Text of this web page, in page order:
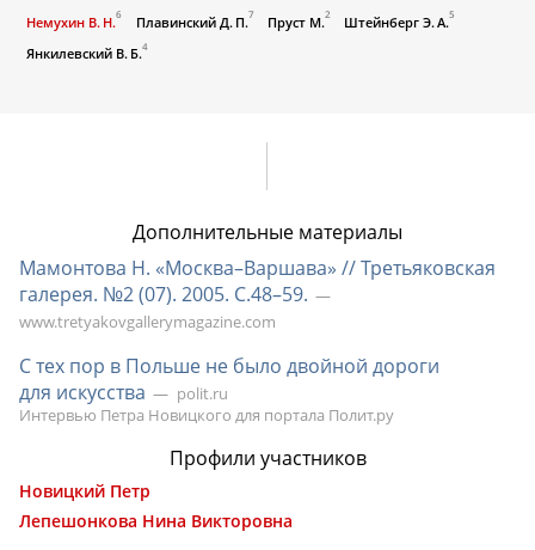
Немухин В. Н.6 Плавинский Д. П.7 Пруст М.2 Штейнберг Э. А.5
Янкилевский В. Б.4
Дополнительные материалы
Мамонтова Н. «Москва–Варшава» // Третьяковская
галерея. №2 (07). 2005. С.48–59.
www.tretyakovgallerymagazine.com
С тех пор в Польше не было двойной дороги
для искусства
polit.ru
Интервью Петра Новицкого для портала Полит.ру
Профили участников
Новицкий Петр
Лепешонкова Нина Викторовна